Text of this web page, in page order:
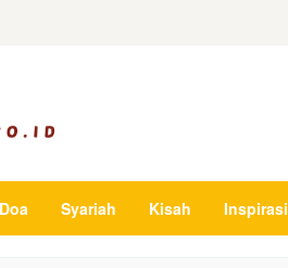
Doa Syariah Kisah Inspirasi